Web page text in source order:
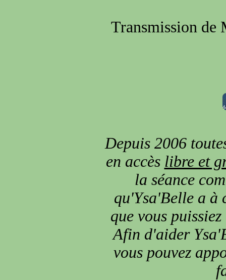
Transmission de
Depuis 2006
en accès libre et
la séance
qu'Ysa'Belle a à
que vous
Afin d'aider
vous pouvez